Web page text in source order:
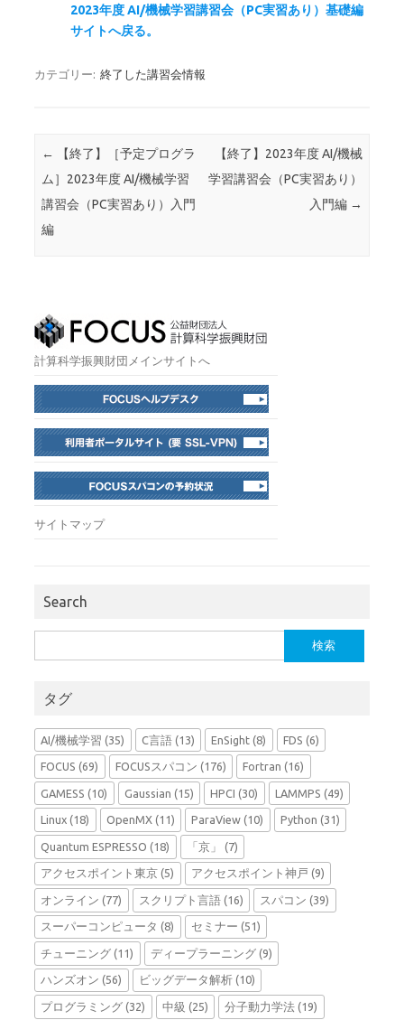
2023年度 AI/機械学習講習会（PC実習あり）基礎編
サイトへ戻る。
カテゴリー: 終了した講習会情報
投稿ナビゲーション
←
【終了】［予定プログラ
ム］2023年度 AI/機械学習
講習会（PC実習あり）入門
編
【終了】2023年度 AI/機械
学習講習会（PC実習あり）
入門編 →
計算科学振興財団メインサイトへ
サイトマップ
Search
索:
タグ
AI/機械学習 (35) C言語(13) EnSight (8) FDS (6)
FOCUS (69) FOCUSスパコン (176) Fortran (16)
GAMESS (10) Gaussian (15) HPCI (30) LAMMPS (49)
Linux (18) OpenMX(11) ParaView (10) Python (31)
Quantum ESPRESSO (18) 「京」 (7)
アクセスポイント東京 (5) アクセスポイント神戸 (9)
オンライン (77) スクリプト言語(16) スパコン (39)
スーパーコンピュータ (8) セミナー (51)
チューニング (11) ディープラーニング(9)
ハンズオン (56) ビッグデータ解析(10)
プログラミング (32) 中級 (25) 分子動力学法 (19)